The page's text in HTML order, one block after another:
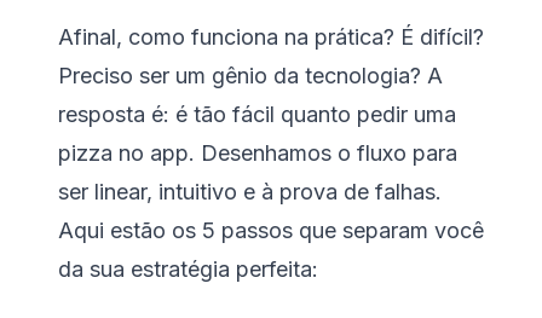
Afinal, como funciona na prática? É difícil?
Preciso ser um gênio da tecnologia? A
resposta é: é tão fácil quanto pedir uma
pizza no app. Desenhamos o fluxo para
ser linear, intuitivo e à prova de falhas.
Aqui estão os 5 passos que separam você
da sua estratégia perfeita: